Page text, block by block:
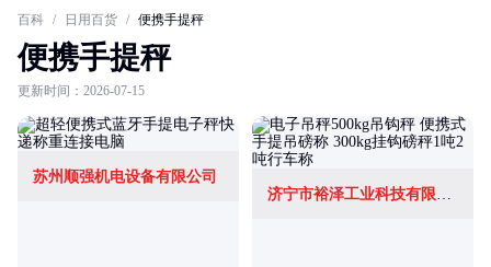
百科 / 日用百货 / 便携手提秤
便携手提秤
更新时间：2026-07-15
苏州顺强机电设备有限公司
济宁市裕泽工业科技有限公司